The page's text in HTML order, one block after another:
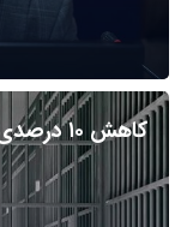
کاهش ۱۰ درصدی جمعیت کیفری زندان‌های بوشهر